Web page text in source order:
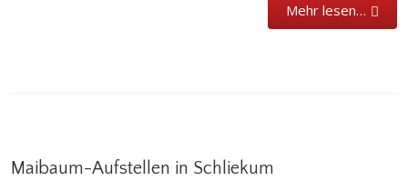
Mehr lesen…
Maibaum-Aufstellen in Schliekum